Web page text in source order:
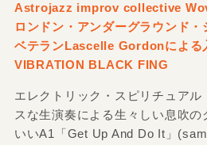
Astrojazz improv collective
ロンドン・アンダーグラウンド
ベテランLascelle Gordonによる
VIBRATION BLACK FING
エレクトリック・スピリチュア
スな生演奏による生々しい息吹の
いいA1「Get Up And Do It」